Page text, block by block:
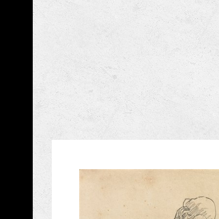
跳到主要內容嘉義市立美術館
網頁導覽
藏品資訊